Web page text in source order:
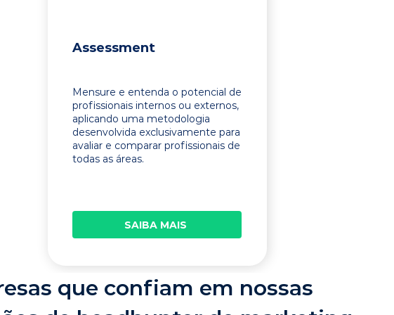
Assessment
Mensure e entenda o potencial de
profissionais internos ou externos,
aplicando uma metodologia
desenvolvida exclusivamente para
avaliar e comparar profissionais de
todas as áreas.
SAIBA MAIS
que confiam em nossas